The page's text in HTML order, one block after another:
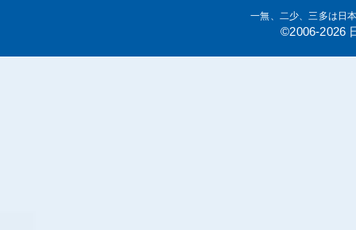
一無、二少、三多は日
©2006-2026